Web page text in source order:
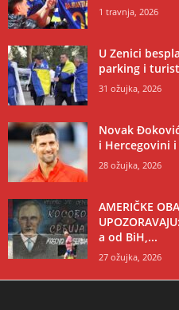
1 travnja, 2026
U Zenici
parking i
31 ožujka, 2026
Novak
i Hercegovini i
28 ožujka, 2026
AMERIČKE
a od BiH,...
27 ožujka, 2026